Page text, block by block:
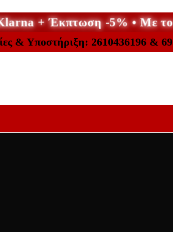
+ Έκπτωση -5% • Με
& Υποστήριξη: 2610436196 &